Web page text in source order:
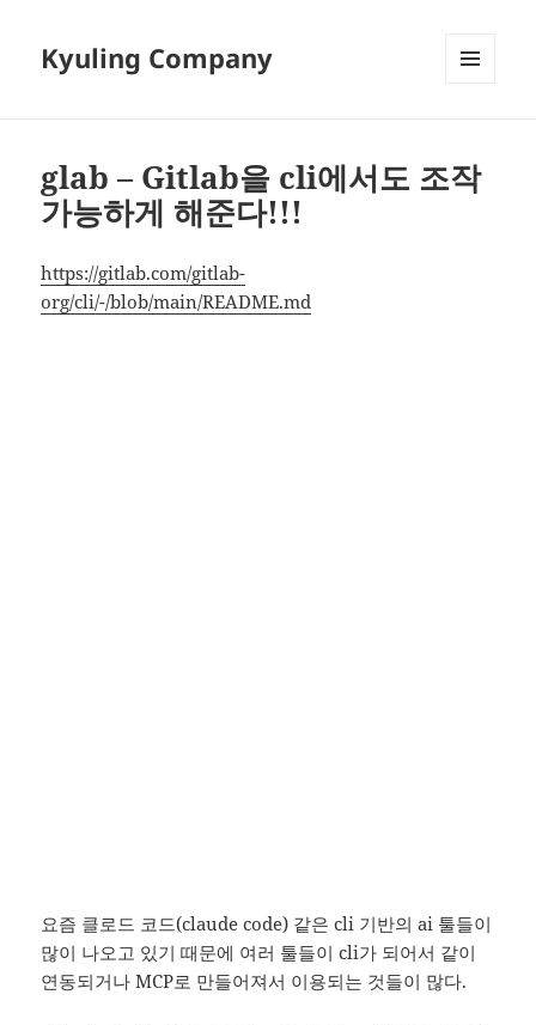
Kyuling Company
glab – Gitlab을 cli에서도 조작
가능하게 해준다!!!
https://gitlab.com/gitlab-
org/cli/-/blob/main/README.md
요즘 클로드 코드(claude code) 같은 cli 기반의 ai 툴들이
많이 나오고 있기 때문에 여러 툴들이 cli가 되어서 같이
연동되거나 MCP로 만들어져서 이용되는 것들이 많다.